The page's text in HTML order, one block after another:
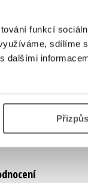
funkcí
sdílíme
dalšími